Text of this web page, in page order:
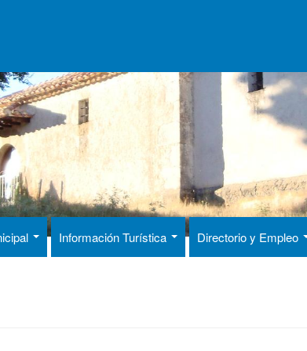
Información Turística Directorio y Empleo